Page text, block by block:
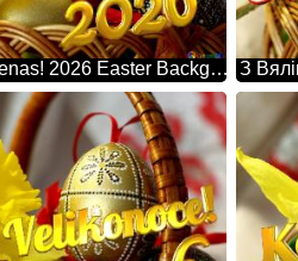
Priecīgas Lieldienas! 2026 Easter Background